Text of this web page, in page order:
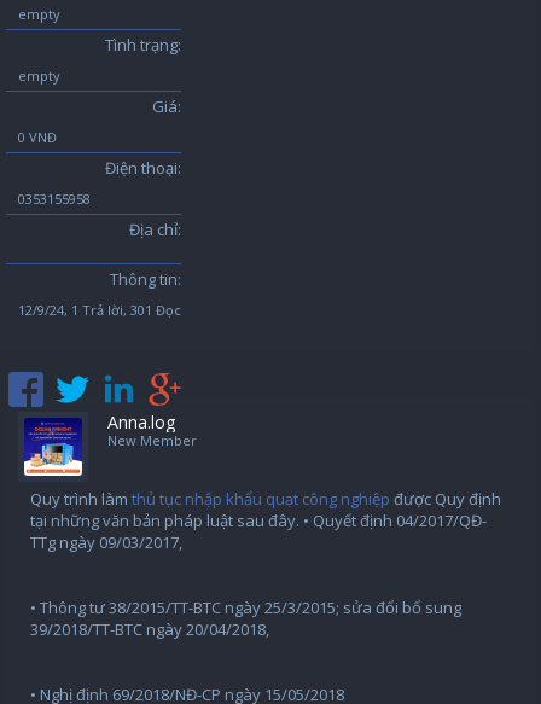
empty
Tình trạng:
empty
Giá:
0 VNĐ
Điện thoại:
0353155958
Địa chỉ:
Thông tin:
12/9/24, 1 Trả lời, 301 Đọc
Anna.log
New Member
Quy trình làm thủ tục nhập khẩu quạt công nghiệp được Quy định
tại những văn bản pháp luật sau đây. • Quyết định 04/2017/QĐ-
TTg ngày 09/03/2017,
• Thông tư 38/2015/TT-BTC ngày 25/3/2015; sửa đổi bổ sung
39/2018/TT-BTC ngày 20/04/2018,
• Nghị định 69/2018/NĐ-CP ngày 15/05/2018